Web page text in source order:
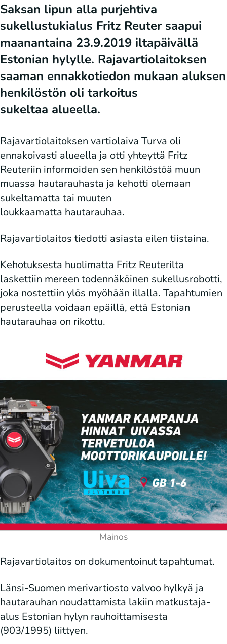
Saksan lipun alla purjehtiva
sukellustukialus Fritz Reuter saapui
maanantaina 23.9.2019 iltapäivällä
Estonian hylylle. Rajavartiolaitoksen
saaman ennakkotiedon mukaan aluksen
henkilöstön oli tarkoitus
sukeltaa alueella.
Rajavartiolaitoksen vartiolaiva Turva oli
ennakoivasti alueella ja otti yhteyttä Fritz
Reuteriin informoiden sen henkilöstöä muun
muassa hautarauhasta ja kehotti olemaan
sukeltamatta tai muuten
loukkaamatta hautarauhaa.
Rajavartiolaitos tiedotti asiasta eilen tiistaina.
Kehotuksesta huolimatta Fritz Reuterilta
laskettiin mereen todennäköinen sukellusrobotti,
joka nostettiin ylös myöhään illalla. Tapahtumien
perusteella voidaan epäillä, että Estonian
hautarauhaa on rikottu.
Rajavartiolaitos on dokumentoinut tapahtumat.
Länsi-Suomen merivartiosto valvoo hylkyä ja
hautarauhan noudattamista lakiin matkustaja-
alus Estonian hylyn rauhoittamisesta
(903/1995) liittyen.